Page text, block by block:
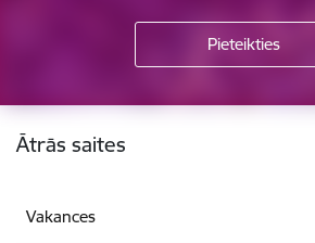
Kājene
Ātrās saites
Vakances